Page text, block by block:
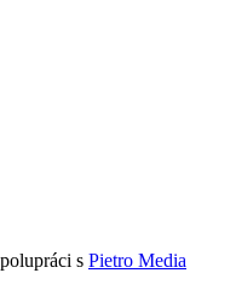
s Pietro Media